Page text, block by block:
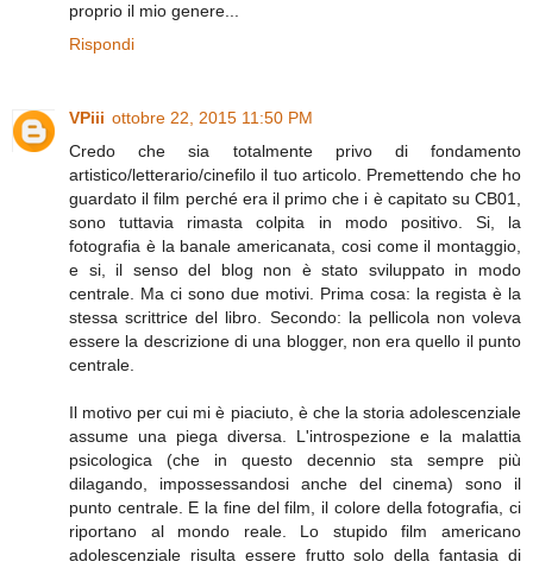
proprio il mio genere...
Rispondi
VPiii ottobre 22, 2015 11:50 PM
Credo che sia totalmente privo di fondamento
artistico/letterario/cinefilo il tuo articolo. Premettendo che ho
guardato il film perché era il primo che i è capitato su CB01,
sono tuttavia rimasta colpita in modo positivo. Si, la
fotografia è la banale americanata, cosi come il montaggio,
e si, il senso del blog non è stato sviluppato in modo
centrale. Ma ci sono due motivi. Prima cosa: la regista è la
stessa scrittrice del libro. Secondo: la pellicola non voleva
essere la descrizione di una blogger, non era quello il punto
centrale.
Il motivo per cui mi è piaciuto, è che la storia adolescenziale
assume una piega diversa. L'introspezione e la malattia
psicologica (che in questo decennio sta sempre più
dilagando, impossessandosi anche del cinema) sono il
punto centrale. E la fine del film, il colore della fotografia, ci
riportano al mondo reale. Lo stupido film americano
adolescenziale risulta essere frutto solo della fantasia di